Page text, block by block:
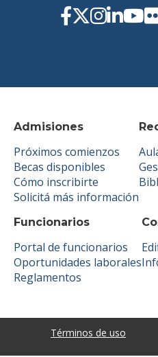
Admisiones
Próximos comienzos
Becas disponibles
Cómo inscribirte
Solicitá más información
Funcionarios
Portal de funcionarios
Oportunidades laborales
Reglamentos
Términos de uso